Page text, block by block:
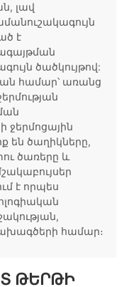
լավ
է
ծածկույթով:
համար՝ առանց
են ծաղիկները,
ծառերը և
է որպես
համար։
ԹԵՐԹԻ